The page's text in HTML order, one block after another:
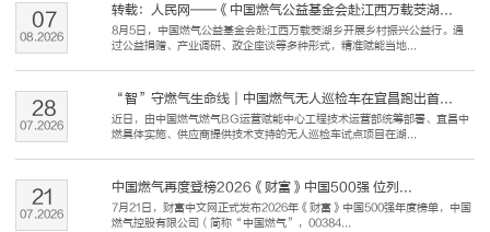
转载：人民网——《中国燃气公益基金会赴江西万载茭湖...
8月5日，中国燃气公益基金会赴江西万载茭湖乡开展乡村振兴公益行。通
过公益捐赠、产业调研、政企座谈等多种形式，精准赋能当地...
08.2026
07
“智”守燃气生命线｜中国燃气无人巡检车在宜昌跑出首...
近日，由中国燃气燃气BG运营赋能中心工程技术运营部统筹部署、宜昌中
燃具体实施、供应商提供技术支持的无人巡检车试点项目在湖...
07.2026
28
中国燃气再度登榜2026《财富》中国500强 位列...
7月21日，财富中文网正式发布2026年《财富》中国500强年度榜单，中国
燃气控股有限公司（简称“中国燃气”，00384...
07.2026
21